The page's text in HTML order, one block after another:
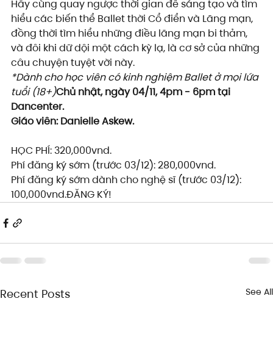
Hãy cùng quay ngược thời gian để sáng tạo và tìm
hiểu các biến thể Ballet thời Cổ điển và Lãng mạn,
đồng thời tìm hiểu những điều lãng mạn bi thảm,
và đôi khi dữ dội một cách kỳ lạ, là cơ sở của những
câu chuyện tuyệt vời này.
*Dành cho học viên có kinh nghiệm Ballet ở mọi lứa
tuổi (18+)Chủ nhật, ngày 04/11, 4pm - 6pm tại
Dancenter.
Giáo viên: Danielle Askew.
HỌC PHÍ: 320,000vnd.
Phí đăng ký sớm (trước 03/12): 280,000vnd.
Phí đăng ký sớm dành cho nghệ sĩ (trước 03/12):
100,000vnd.ĐĂNG KÝ!
Recent Posts See All